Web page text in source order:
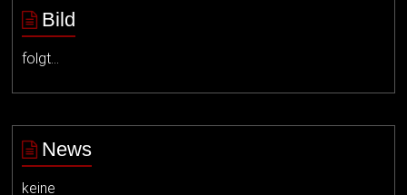
Bild
folgt…
News
keine